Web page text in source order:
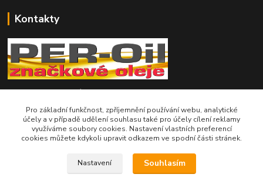
Kontakty
Telefon pro technické dotazy: 775 113 255
Telefon do našeho obchodu : 774 993 479
info@znackoveoleje.cz
Pro základní funkčnost, zpříjemnění používání webu, analytické
účely a v případě udělení souhlasu také pro účely cílení reklamy
využíváme soubory cookies. Nastavení vlastních preferencí
cookies můžete kdykoli upravit odkazem ve spodní části stránek.
Nastavení Souhlasím